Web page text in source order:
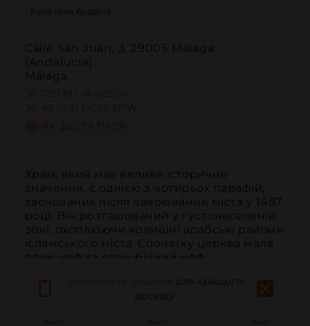
Релігійна будівля
Calle San Juan, 3, 29005 Málaga
(Andalucía)
Málaga
Храм, який має велике історичне
значення, є однією з чотирьох парафій,
заснованих після завоювання міста у 1487
році. Він розташований у густонаселеній
зоні, охоплюючи колишні арабські райони
ісламського міста. Спочатку церква мала
один неф та один бічний неф.
для кращого
досвіду